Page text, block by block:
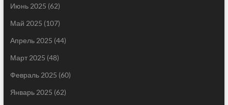
Июнь 2025 (62)
Май 2025 (107)
Апрель 2025 (44)
Март 2025 (48)
Февраль 2025 (60)
Январь 2025 (62)